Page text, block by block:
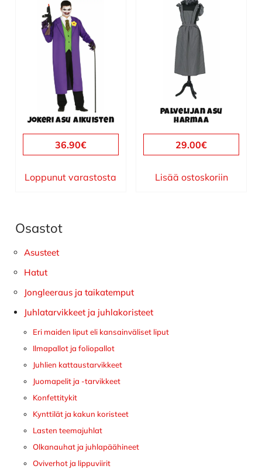
Jokeri asu aikuisten
36.90€
Loppunut varastosta
Palvelijan asu
harmaa
29.00€
Lisää ostoskoriin
Ensisijainen
sivupalkki
Osastot
Asusteet
Hatut
Jongleeraus ja taikatemput
Juhlatarvikkeet ja juhlakoristeet
Eri maiden liput eli kansainväliset liput
Ilmapallot ja foliopallot
Juhlien kattaustarvikkeet
Juomapelit ja -tarvikkeet
Konfettitykit
Kynttilät ja kakun koristeet
Lasten teemajuhlat
Olkanauhat ja juhlapäähineet
Oviverhot ja lippuviirit